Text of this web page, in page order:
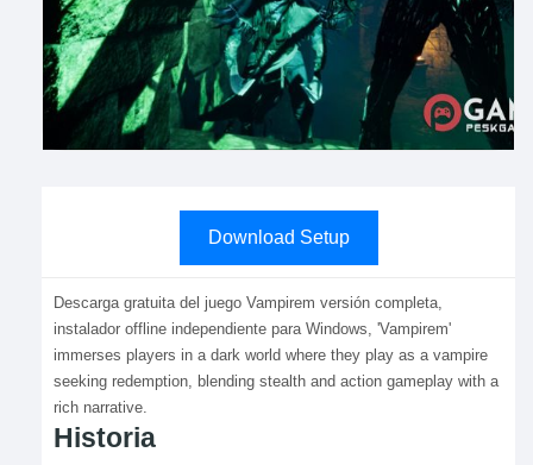
Download Setup
Descarga gratuita del juego Vampirem versión completa,
instalador offline independiente para Windows, 'Vampirem'
immerses players in a dark world where they play as a vampire
seeking redemption, blending stealth and action gameplay with a
rich narrative.
Historia